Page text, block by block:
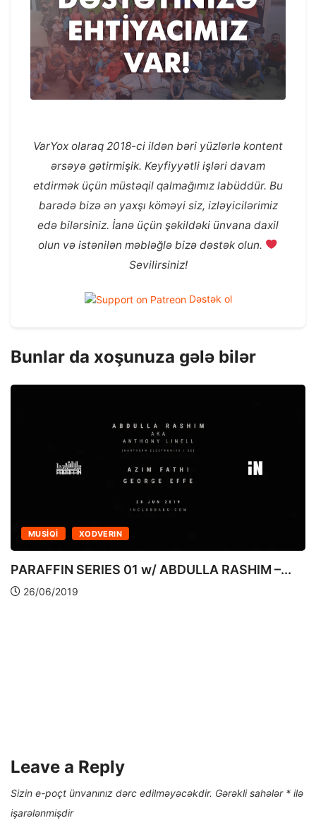
VarYox olaraq 2018-ci ildən bəri yüzlərlə kontent
ərsəyə gətirmişik. Keyfiyyətli işləri davam
etdirmək üçün müstəqil qalmağımız labüddür. Bu
barədə bizə ən yaxşı köməyi siz, izləyicilərimiz
edə bilərsiniz. İanə üçün şəkildəki ünvana daxil
olun və istənilən məbləğlə bizə dəstək olun.
Sevilirsiniz!
Dəstək ol
Bunlar da xoşunuza gələ bilər
MUSIQI XODVERIN
PARAFFIN SERIES 01 w/ ABDULLA RASHIM –...
26/06/2019
Leave a Reply
Sizin e-poçt ünvanınız dərc edilməyəcəkdir. Gərəkli sahələr * ilə
işarələnmişdir